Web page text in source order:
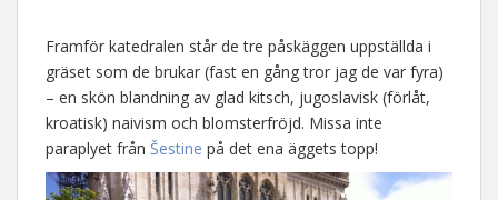
Framför katedralen står de tre påskäggen uppställda i
gräset som de brukar (fast en gång tror jag de var fyra)
– en skön blandning av glad kitsch, jugoslavisk (förlåt,
kroatisk) naivism och blomsterfröjd. Missa inte
paraplyet från Šestine på det ena äggets topp!